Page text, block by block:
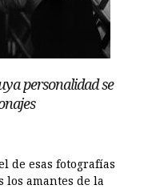
personalidad se
de esas fotografías
amantes de la